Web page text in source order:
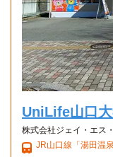
UniLife山口
株式会社ジェイ・エス
JR山口線「湯田温